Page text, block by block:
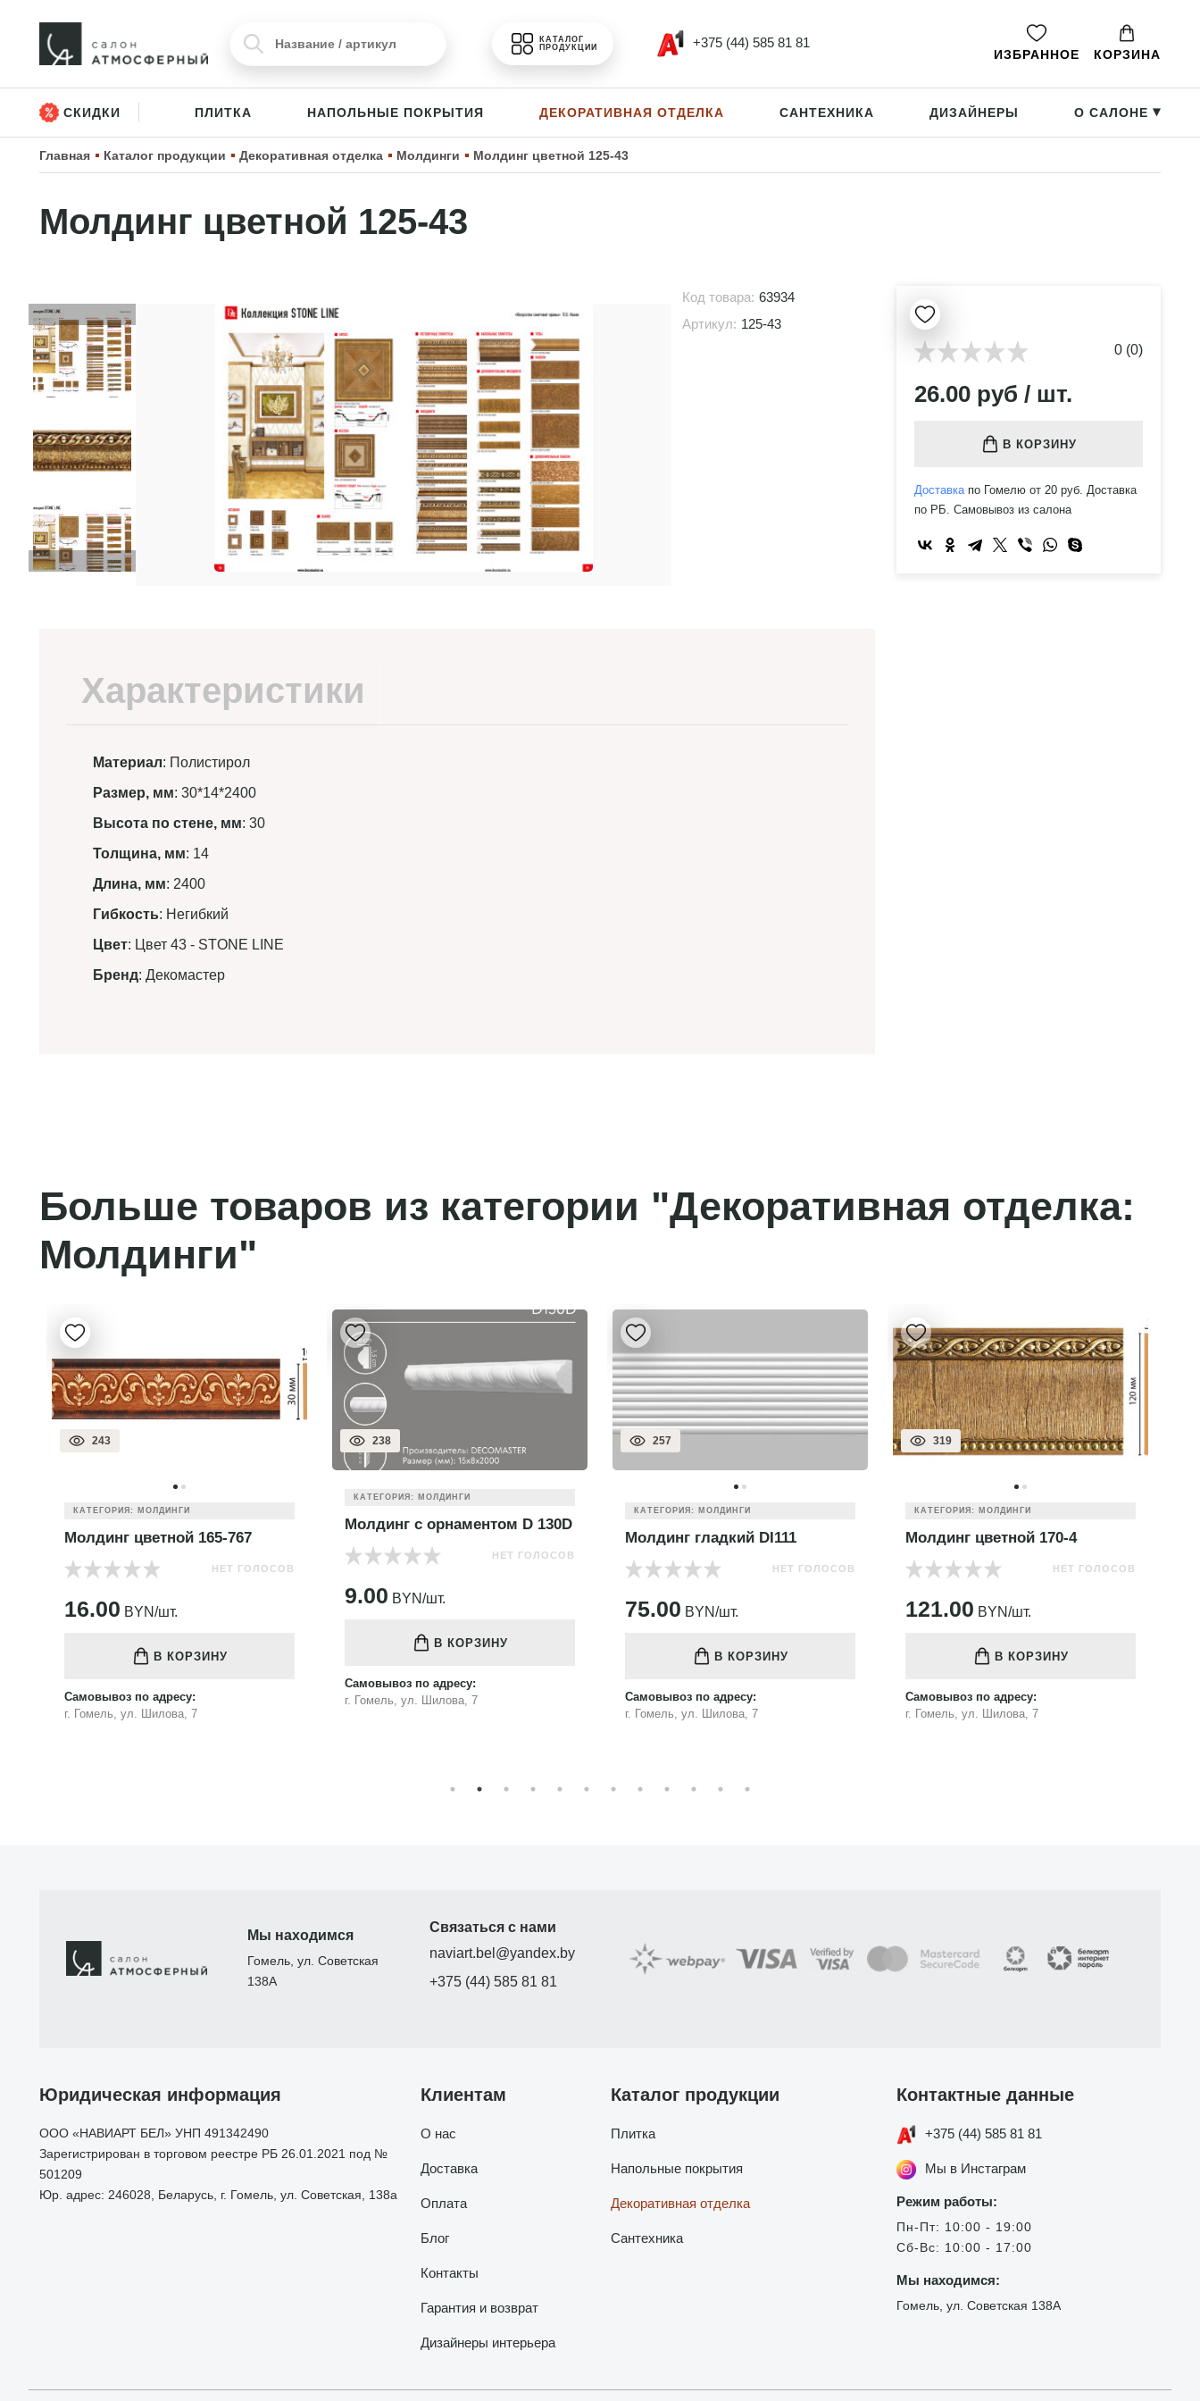
КАТАЛОГ
ПРОДУКЦИИ
+375 (44) 585 81 81
ИЗБРАННОЕ КОРЗИНА
СКИДКИ ПЛИТКА НАПОЛЬНЫЕ ПОКРЫТИЯ ДЕКОРАТИВНАЯ ОТДЕЛКА САНТЕХНИКА ДИЗАЙНЕРЫ О САЛОНЕ ▸
Главная Каталог продукции Декоративная отделка Молдинги Молдинг цветной 125-43
Молдинг цветной 125-43
Код товара: 63934
Артикул: 125-43
Характеристики
Материал: Полистирол
Размер, мм: 30*14*2400
Высота по стене, мм: 30
Толщина, мм: 14
Длина, мм: 2400
Гибкость: Негибкий
Цвет: Цвет 43 - STONE LINE
Бренд: Декомастер
0 (0)
26.00 руб / шт.
В КОРЗИНУ
Доставкапо Гомелю от 20 руб. Доставка
по РБ. Самовывоз из салона
Больше товаров из категории "Декоративная отделка:
Молдинги"
243
КАТЕГОРИЯ: МОЛДИНГИ
Молдинг цветной 165-767
НЕТ ГОЛОСОВ
16.00 BYN/шт.
В КОРЗИНУ
Самовывоз по адресу:
г. Гомель, ул. Шилова, 7
238
КАТЕГОРИЯ: МОЛДИНГИ
Молдинг с орнаментом D 130D
НЕТ ГОЛОСОВ
9.00 BYN/шт.
В КОРЗИНУ
Самовывоз по адресу:
г. Гомель, ул. Шилова, 7
257
КАТЕГОРИЯ: МОЛДИНГИ
Молдинг гладкий DI111
НЕТ ГОЛОСОВ
75.00 BYN/шт.
В КОРЗИНУ
Самовывоз по адресу:
г. Гомель, ул. Шилова, 7
319
КАТЕГОРИЯ: МОЛДИНГИ
Молдинг цветной 170-4
НЕТ ГОЛОСОВ
121.00 BYN/шт.
В КОРЗИНУ
Самовывоз по адресу:
г. Гомель, ул. Шилова, 7
Мы находимся
Гомель, ул. Советская
138А
Связаться с нами
naviart.bel@yandex.by
+375 (44) 585 81 81
Юридическая информация
ООО «НАВИАРТ БЕЛ» УНП 491342490
Зарегистрирован в торговом реестре РБ 26.01.2021 под №
501209
Юр. адрес: 246028, Беларусь, г. Гомель, ул. Советская, 138а
Клиентам
О нас
Доставка
Оплата
Блог
Контакты
Гарантия и возврат
Дизайнеры интерьера
Каталог продукции
Плитка
Напольные покрытия
Декоративная отделка
Сантехника
Контактные данные
+375 (44) 585 81 81
Мы в Инстаграм
Режим работы:
Пн-Пт: 10:00 - 19:00
Сб-Вс: 10:00 - 17:00
Мы находимся:
Гомель, ул. Советская 138А